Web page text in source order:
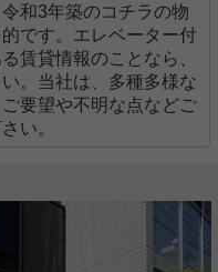
和3年築のコチラの物
です。エレベーター付
賃貸情報のことなら、
。当社は、多種多様な
要望や不明な点などご
い。